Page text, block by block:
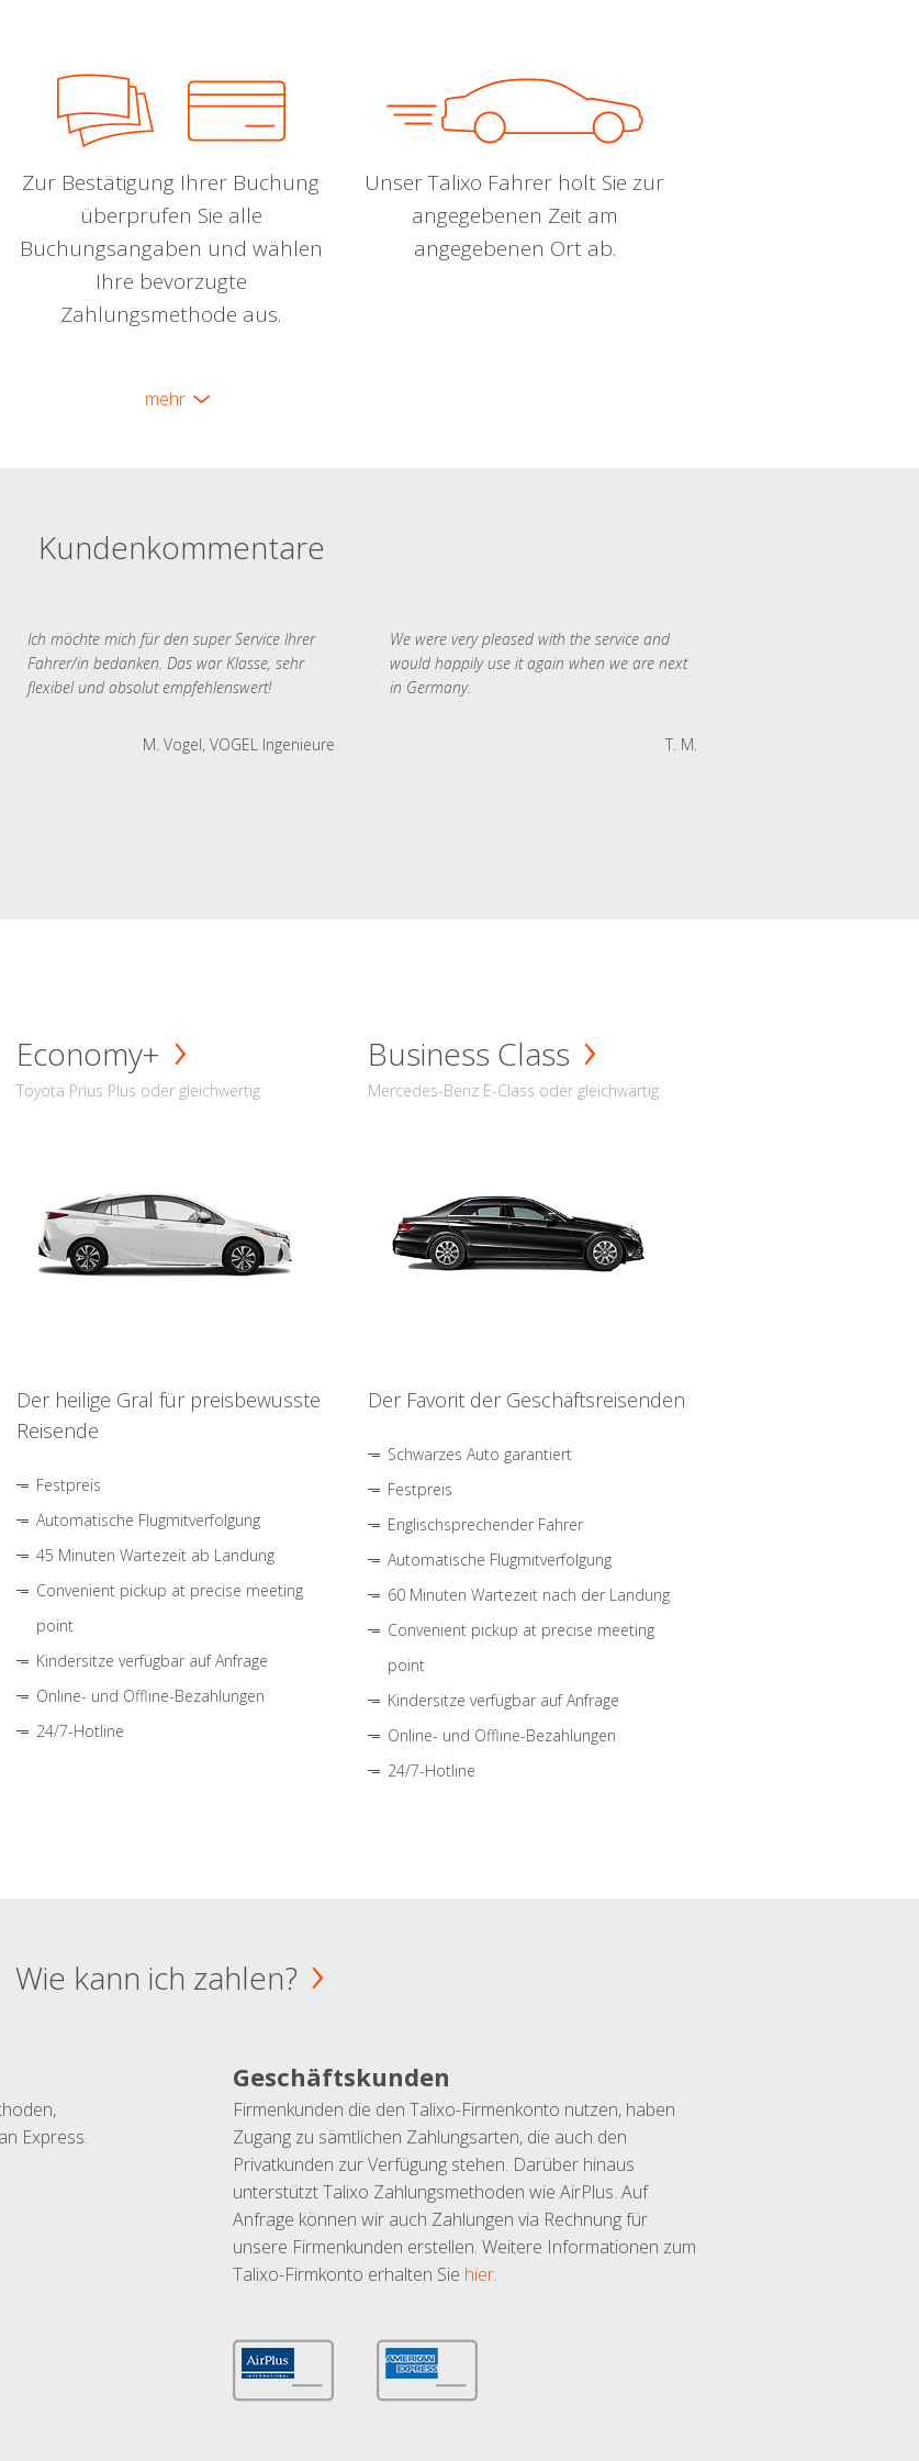
Zur Bestätigung Ihrer Buchung
überprüfen Sie alle
Buchungsangaben und wählen
Ihre bevorzugte
Zahlungsmethode aus.
Unser Talixo Fahrer holt Sie zur
angegebenen Zeit am
angegebenen Ort ab.
mehr
Kundenkommentare
Ich möchte mich für den super Service Ihrer
Fahrer/in bedanken. Das war Klasse, sehr
flexibel und absolut empfehlenswert!
M. Vogel, VOGEL Ingenieure
We were very pleased with the service and
would happily use it again when we are next
in Germany.
T. M.
Economy+
Toyota Prius Plus oder gleichwertig
Der heilige Gral für preisbewusste
Reisende
Festpreis
Automatische Flugmitverfolgung
45 Minuten Wartezeit ab Landung
Convenient pickup at precise meeting
point
Kindersitze verfügbar auf Anfrage
Online- und Offline-Bezahlungen
24/7-Hotline
Business Class
Mercedes-Benz E-Class oder gleichwärtig
Der Favorit der Geschäftsreisenden
Schwarzes Auto garantiert
Festpreis
Englischsprechender Fahrer
Automatische Flugmitverfolgung
60 Minuten Wartezeit nach der Landung
Convenient pickup at precise meeting
point
Kindersitze verfügbar auf Anfrage
Online- und Offline-Bezahlungen
24/7-Hotline
Wie kann ich zahlen?
Express.
Geschäftskunden
Firmenkunden die den Talixo-Firmenkonto nutzen, haben
Zugang zu sämtlichen Zahlungsarten, die auch den
Privatkunden zur Verfügung stehen. Darüber hinaus
unterstützt Talixo Zahlungsmethoden wie AirPlus. Auf
Anfrage können wir auch Zahlungen via Rechnung für
unsere Firmenkunden erstellen. Weitere Informationen zum
Talixo-Firmkonto erhalten Sie hier.